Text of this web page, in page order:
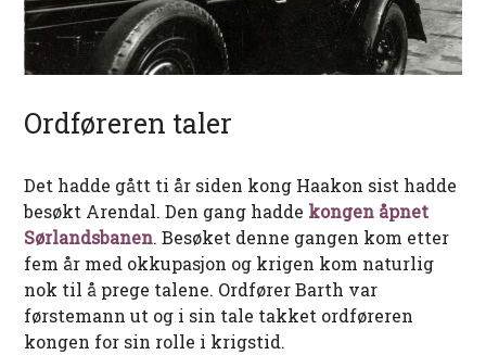
Ordføreren taler
Det hadde gått ti år siden kong Haakon sist hadde
besøkt Arendal. Den gang hadde kongen åpnet
Sørlandsbanen. Besøket denne gangen kom etter
fem år med okkupasjon og krigen kom naturlig
nok til å prege talene. Ordfører Barth var
førstemann ut og i sin tale takket ordføreren
kongen for sin rolle i krigstid.